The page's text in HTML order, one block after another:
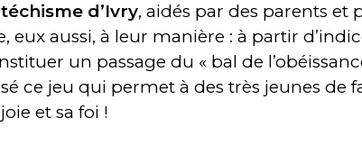
d’Ivry, aidés par des parents et
eux aussi, à leur manière : à partir
un passage du « bal de
ce jeu qui permet à des très jeunes de
et sa foi !